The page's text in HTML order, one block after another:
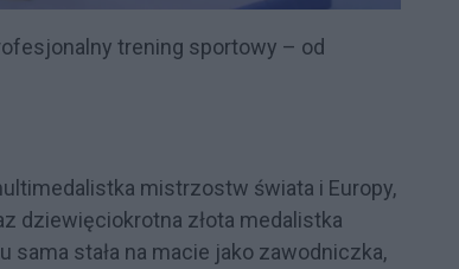
trening sportowy – od
mistrzostw świata i Europy,
dziewięciokrotna złota medalistka
stała na macie jako zawodniczka,